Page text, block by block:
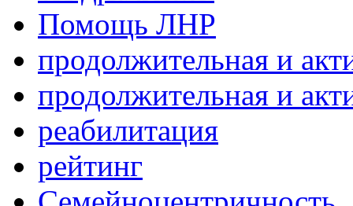
Помощь ЛНР
продолжительная и
продолжительная и
реабилитация
рейтинг